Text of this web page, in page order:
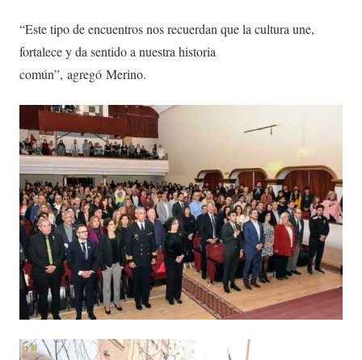
“Este tipo de encuentros nos recuerdan que la cultura une,
fortalece y da sentido a nuestra historia
común”, agregó Merino.